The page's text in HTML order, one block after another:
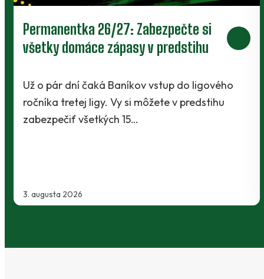
Prievidza postúpila do 2. kola pohára.
V Kanianke rozhodol z penalty v
2. augusta 2026
Baníci vstúpili do ostrej sezóny súbojom 1.
Slovnaft Cupu, keď vycestovali do neďalekej